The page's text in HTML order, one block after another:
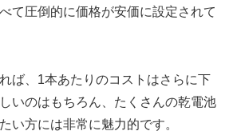
て圧倒的に価格が安価に設定されて
ば、1本あたりのコストはさらに下
いのはもちろん、たくさんの乾電池
い方には非常に魅力的です。